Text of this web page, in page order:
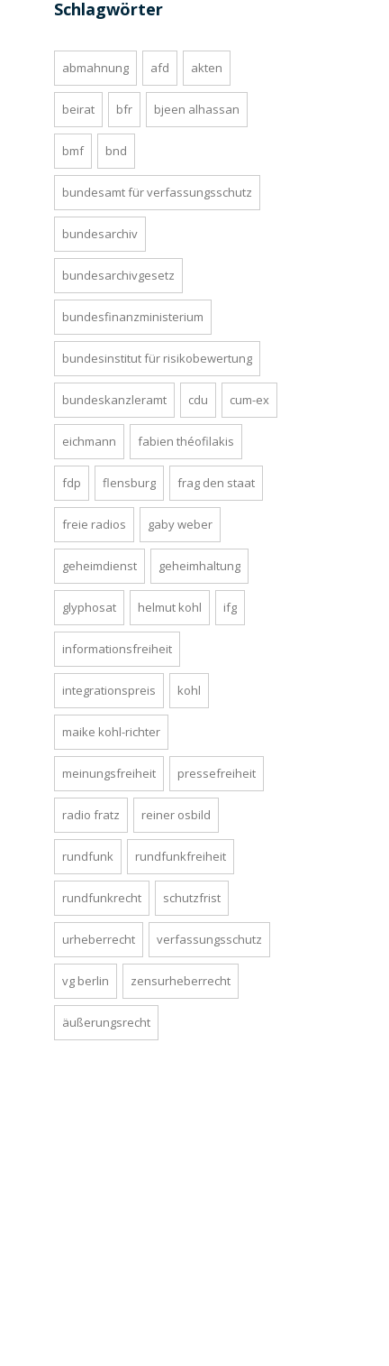
Schlagwörter
abmahnung afd akten
beirat bfr bjeen alhassan
bmf bnd
bundesamt für verfassungsschutz
bundesarchiv
bundesarchivgesetz
bundesfinanzministerium
bundesinstitut für risikobewertung
bundeskanzleramt cdu cum-ex
eichmann fabien théofilakis
fdp flensburg frag den staat
freie radios gaby weber
geheimdienst geheimhaltung
glyphosat helmut kohl ifg
informationsfreiheit
integrationspreis kohl
maike kohl-richter
meinungsfreiheit pressefreiheit
radio fratz reiner osbild
rundfunk rundfunkfreiheit
rundfunkrecht schutzfrist
urheberrecht verfassungsschutz
vg berlin zensurheberrecht
äußerungsrecht